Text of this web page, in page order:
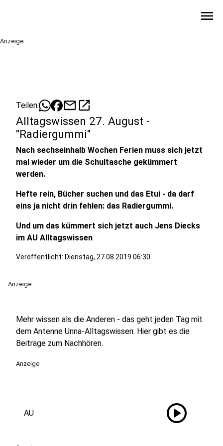
menu
Anzeige
Teilen: mailopen_in_new
Alltagswissen 27. August -
"Radiergummi"
Nach sechseinhalb Wochen Ferien muss sich jetzt
mal wieder um die Schultasche gekümmert
werden.
Hefte rein, Bücher suchen und das Etui - da darf
eins ja nicht drin fehlen: das Radiergummi.
Und um das kümmert sich jetzt auch Jens Diecks
im AU Alltagswissen
Veröffentlicht: Dienstag, 27.08.2019 06:30
Anzeige
Mehr wissen als die Anderen - das geht jeden Tag mit
dem Antenne Unna-Alltagswissen. Hier gibt es die
Beiträge zum Nachhören.
Anzeige
AU play_circle